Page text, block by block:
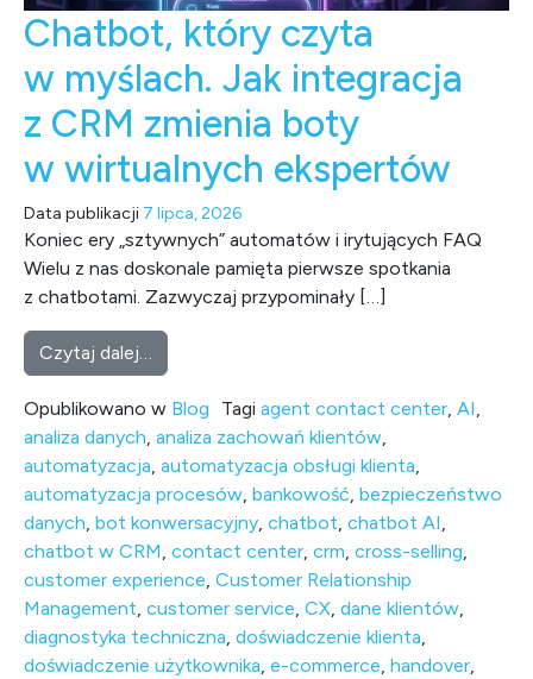
Chatbot, który czyta
w myślach. Jak integracja
z CRM zmienia boty
w wirtualnych ekspertów
Data publikacji 7 lipca, 2026
Koniec ery „sztywnych” automatów i irytujących FAQ
Wielu z nas doskonale pamięta pierwsze spotkania
z chatbotami. Zazwyczaj przypominały […]
Czytaj dalej…
Opublikowano w Blog Tagi agent contact center, AI,
analiza danych, analiza zachowań klientów,
automatyzacja, automatyzacja obsługi klienta,
automatyzacja procesów, bankowość, bezpieczeństwo
danych, bot konwersacyjny, chatbot, chatbot AI,
chatbot w CRM, contact center, crm, cross-selling,
customer experience, Customer Relationship
Management, customer service, CX, dane klientów,
diagnostyka techniczna, doświadczenie klienta,
doświadczenie użytkownika, e-commerce, handover,